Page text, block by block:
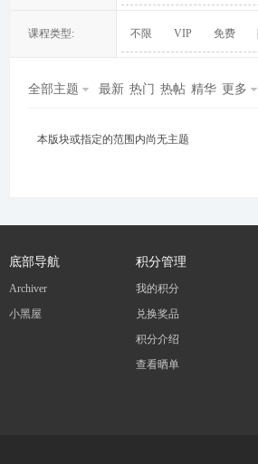
课程类型: 不限 VIP 免费
全部主题 最新 热门 热帖 精华 更多
本版块或指定的范围内尚无主题
底部导航
Archiver
小黑屋
积分管理
我的积分
兑换奖品
积分介绍
查看晒单